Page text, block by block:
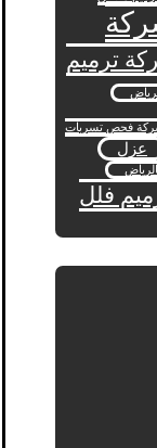
ترميم
فحص تسربات
عزل
فلل